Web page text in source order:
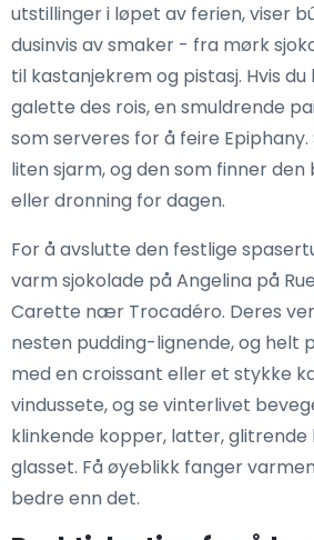
utstillinger i løpet av ferien, viser
dusinvis av smaker - fra mørk
til kastanjekrem og pistasj. Hvis
galette des rois, en smuldrende
som serveres for å feire Epiphany.
liten sjarm, og den som finner
eller dronning for dagen.
For å avslutte den festlige
varm sjokolade på Angelina på
Carette nær Trocadéro. Deres
nesten pudding-lignende, og helt
med en croissant eller et stykke
vindussete, og se vinterlivet
klinkende kopper, latter,
glasset. Få øyeblikk fanger
bedre enn det.